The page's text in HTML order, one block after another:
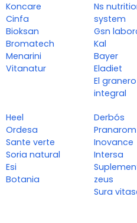
Koncare
Cinfa
Bioksan
Bromatech
Menarini
Vitanatur
Ns
system
Gsn
Kal
Bayer
Eladiet
El granero
integral
Heel
Ordesa
Sante verte
Soria natural
Esi
Botania
Derbós
Pranarom
Inovance
Intersa
zeus
Sura